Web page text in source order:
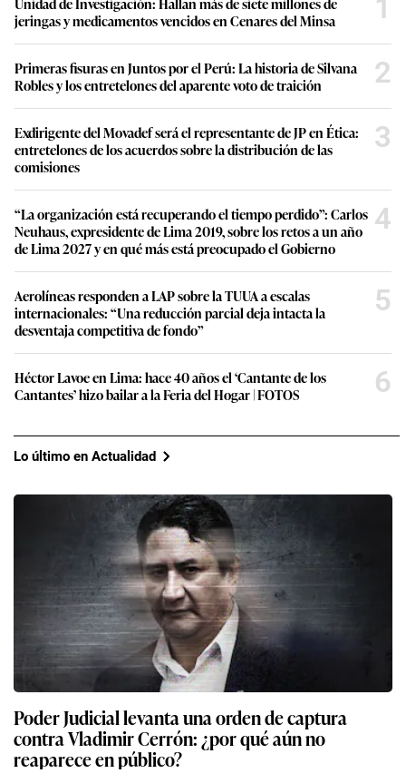
jeringas y medicamentos vencidos en Cenares del Minsa
1
Primeras fisuras en Juntos por el Perú: La historia de Silvana
Robles y los entretelones del aparente voto de traición
2
Exdirigente del Movadef será el representante de JP en Ética:
entretelones de los acuerdos sobre la distribución de las
comisiones
3
“La organización está recuperando el tiempo perdido”: Carlos
Neuhaus, expresidente de Lima 2019, sobre los retos a un año
de Lima 2027 y en qué más está preocupado el Gobierno
4
Aerolíneas responden a LAP sobre la TUUA a escalas
internacionales: “Una reducción parcial deja intacta la
desventaja competitiva de fondo”
5
Héctor Lavoe en Lima: hace 40 años el ‘Cantante de los
Cantantes’ hizo bailar a la Feria del Hogar | FOTOS
6
Lo último en Actualidad
Poder Judicial levanta una orden de captura
contra Vladimir Cerrón: ¿por qué aún no
reaparece en público?